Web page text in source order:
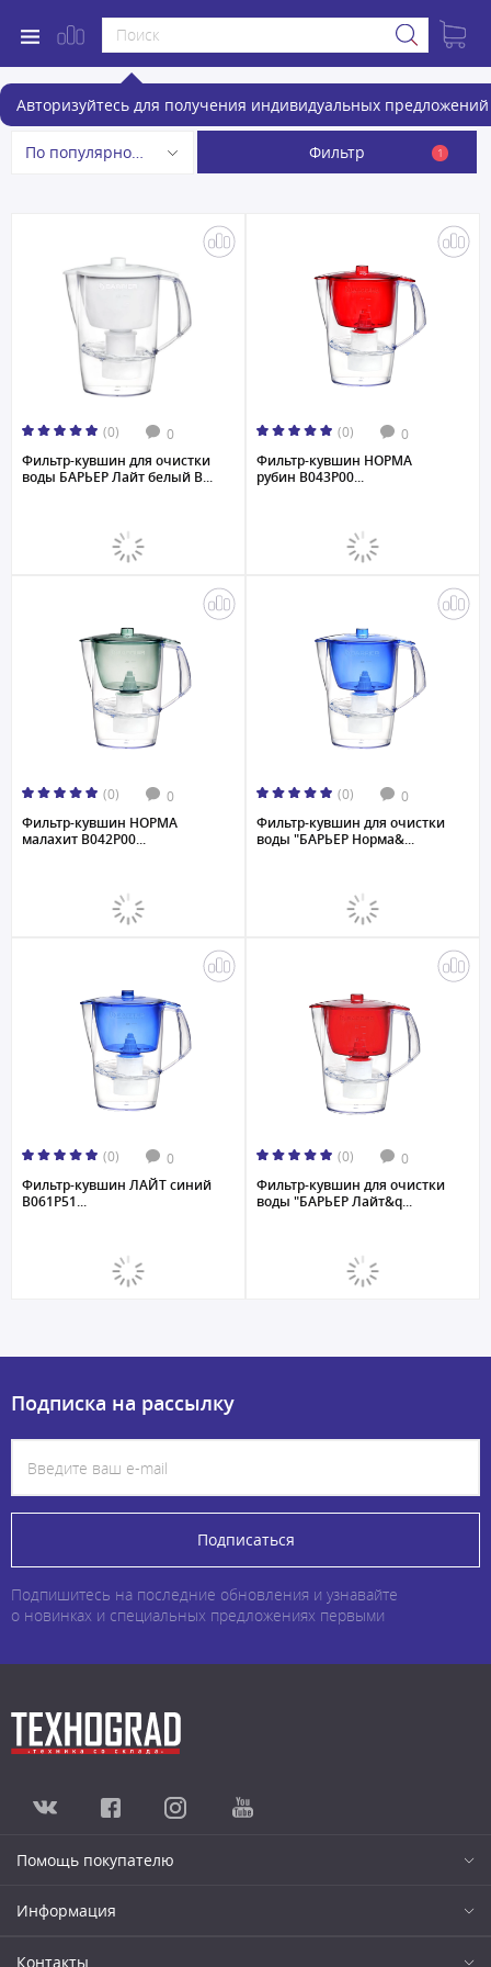
Авторизуйтесь для получения индивидуальных предложений
Фильтры-кувшины
По популярности Фильтр 1
(0) 0
Фильтр-кувшин для очистки
воды БАРЬЕР Лайт белый В...
(0) 0
Фильтр-кувшин НОРМА
рубин В043Р00...
(0) 0
Фильтр-кувшин НОРМА
малахит В042Р00...
(0) 0
Фильтр-кувшин для очистки
воды "БАРЬЕР Норма&...
(0) 0
Фильтр-кувшин ЛАЙТ синий
В061Р51...
(0) 0
Фильтр-кувшин для очистки
воды "БАРЬЕР Лайт&q...
Подписка на рассылку
Подписаться
Подпишитесь на последние обновления и узнавайте
о новинках и специальных предложениях первыми
Помощь покупателю
Информация
Контакты